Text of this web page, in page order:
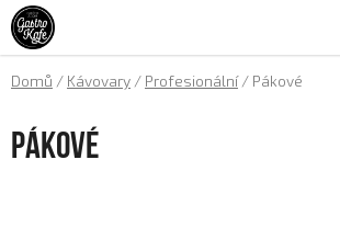
Přejít
na
obsah
Domů / Kávovary / Profesionální / Pákové
Pákové